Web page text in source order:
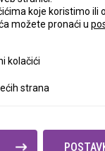
koje koristimo ili
možete pronaći u
kolačići
strana